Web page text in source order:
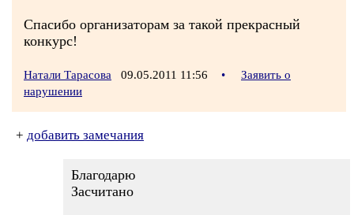
Спасибо организаторам за такой прекрасный
конкурс!
Натали Тарасова 09.05.2011 11:56 •
Заявить о
нарушении
+ добавить замечания
Благодарю
Засчитано